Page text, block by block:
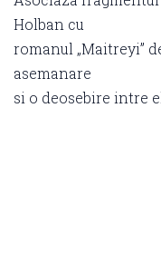
Holban cu
romanul „Maitreyi”
asemanare
si o deosebire intre